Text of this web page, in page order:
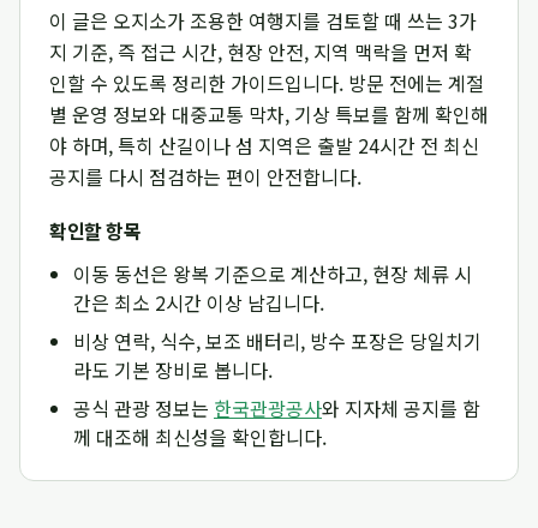
이 글은 오지소가 조용한 여행지를 검토할 때 쓰는 3가
지 기준, 즉 접근 시간, 현장 안전, 지역 맥락을 먼저 확
인할 수 있도록 정리한 가이드입니다. 방문 전에는 계절
별 운영 정보와 대중교통 막차, 기상 특보를 함께 확인해
야 하며, 특히 산길이나 섬 지역은 출발 24시간 전 최신
공지를 다시 점검하는 편이 안전합니다.
확인할 항목
이동 동선은 왕복 기준으로 계산하고, 현장 체류 시
간은 최소 2시간 이상 남깁니다.
비상 연락, 식수, 보조 배터리, 방수 포장은 당일치기
라도 기본 장비로 봅니다.
공식 관광 정보는 한국관광공사와 지자체 공지를 함
께 대조해 최신성을 확인합니다.